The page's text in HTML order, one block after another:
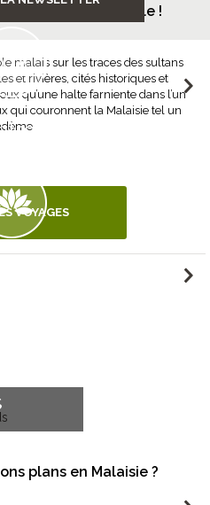
un incontournable !
malais sur les traces des sultans
et rivières, cités historiques et
qu’une halte farniente dans l’un
qui couronnent la Malaisie tel un
VOYAGES
plans en Malaisie ?